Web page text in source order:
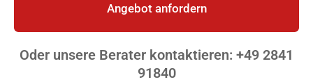
Angebot anfordern
Oder unsere Berater kontaktieren: +49 2841
91840